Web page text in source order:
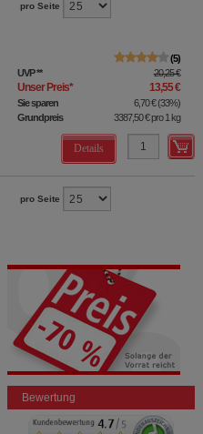
pro Seite
5
UVP** 20,25 €
Unser Preis* 13,55 €
Sie sparen 6,70 €(33%)
Grundpreis
3387,50 €pro 1 kg
Details
pro Seite
Bewertung